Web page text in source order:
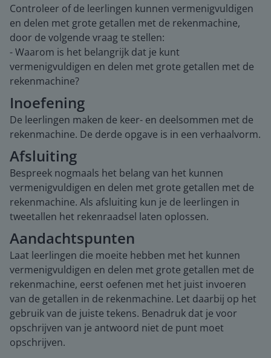
Controleer of de leerlingen kunnen vermenigvuldigen
en delen met grote getallen met de rekenmachine,
door de volgende vraag te stellen:
- Waarom is het belangrijk dat je kunt
vermenigvuldigen en delen met grote getallen met de
rekenmachine?
Inoefening
De leerlingen maken de keer- en deelsommen met de
rekenmachine. De derde opgave is in een verhaalvorm.
Afsluiting
Bespreek nogmaals het belang van het kunnen
vermenigvuldigen en delen met grote getallen met de
rekenmachine. Als afsluiting kun je de leerlingen in
tweetallen het rekenraadsel laten oplossen.
Aandachtspunten
Laat leerlingen die moeite hebben met het kunnen
vermenigvuldigen en delen met grote getallen met de
rekenmachine, eerst oefenen met het juist invoeren
van de getallen in de rekenmachine. Let daarbij op het
gebruik van de juiste tekens. Benadruk dat je voor
opschrijven van je antwoord niet de punt moet
opschrijven.